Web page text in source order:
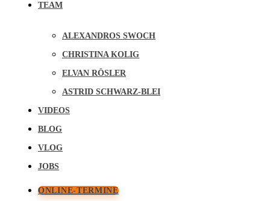
TEAM
ALEXANDROS SWOCH
CHRISTINA KOLIG
ELVAN RÖSLER
ASTRID SCHWARZ-BLEI
VIDEOS
BLOG
VLOG
JOBS
ONLINE-TERMINE